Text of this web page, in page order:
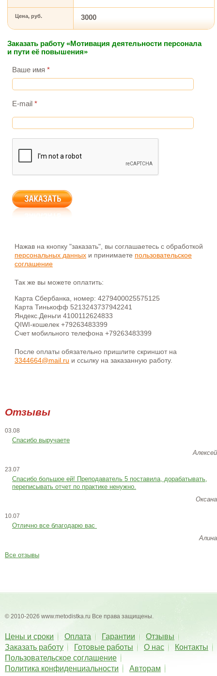
Цена, руб. 3000
Заказать работу «Мотивация деятельности персонала
и пути её повышения»
Ваше имя *
E-mail *
Нажав на кнопку "заказать", вы соглашаетесь с обработкой
персональных данных и принимаете пользовательское
соглашение
Так же вы можете оплатить:
Карта Сбербанка, номер: 4279400025575125
Карта Тинькофф 5213243737942241
Яндекс.Деньги 4100112624833
QIWI-кошелек +79263483399
Счет мобильного телефона +79263483399
После оплаты обязательно пришлите скриншот на
3344664@mail.ru и ссылку на заказанную работу.
Отзывы
03.08
Спасибо выручаете
Алексей
23.07
Cпасибо большое ей! Преподаватель 5 поставила, дорабатывать,
переписывать отчет по практике ненужно.
Оксана
10.07
Отлично все благодарю вас
Алина
Все отзывы
© 2010-2026 www.metodistka.ru Все права защищены.
Цены и сроки Оплата Гарантии
Отзывы
Заказать работу
Готовые работы О нас
Контакты
Пользовательское соглашение
Политика конфиденциальности
Авторам